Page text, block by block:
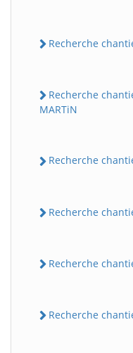
Recherche
Recherche
MARTiN
Recherche
Recherche
Recherche
Recherche